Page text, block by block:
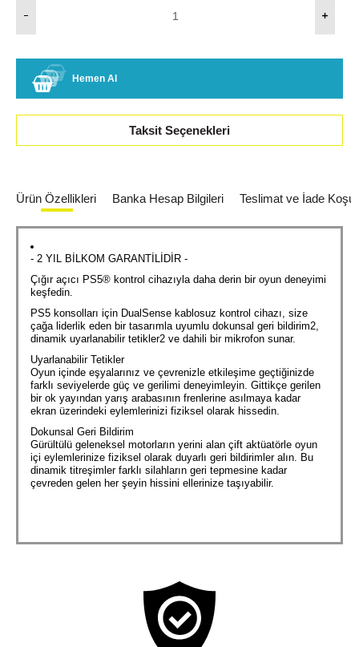
Hemen Al
Taksit Seçenekleri
Ürün Özellikleri Banka Hesap Bilgileri Teslimat ve İade
- 2 YIL BİLKOM GARANTİLİDİR -
Çığır açıcı PS5® kontrol cihazıyla daha derin bir oyun deneyimi
keşfedin.
PS5 konsolları için DualSense kablosuz kontrol cihazı, size
çağa liderlik eden bir tasarımla uyumlu dokunsal geri bildirim2,
dinamik uyarlanabilir tetikler2 ve dahili bir mikrofon sunar.
Uyarlanabilir Tetikler
Oyun içinde eşyalarınız ve çevrenizle etkileşime geçtiğinizde
farklı seviyelerde güç ve gerilimi deneyimleyin. Gittikçe gerilen
bir ok yayından yarış arabasının frenlerine asılmaya kadar
ekran üzerindeki eylemlerinizi fiziksel olarak hissedin.
Dokunsal Geri Bildirim
Gürültülü geleneksel motorların yerini alan çift aktüatörle oyun
içi eylemlerinize fiziksel olarak duyarlı geri bildirimler alın. Bu
dinamik titreşimler farklı silahların geri tepmesine kadar
çevreden gelen her şeyin hissini ellerinize taşıyabilir.